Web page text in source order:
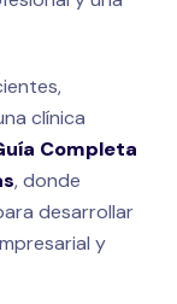
clínica
Completa
, donde
desarrollar
y